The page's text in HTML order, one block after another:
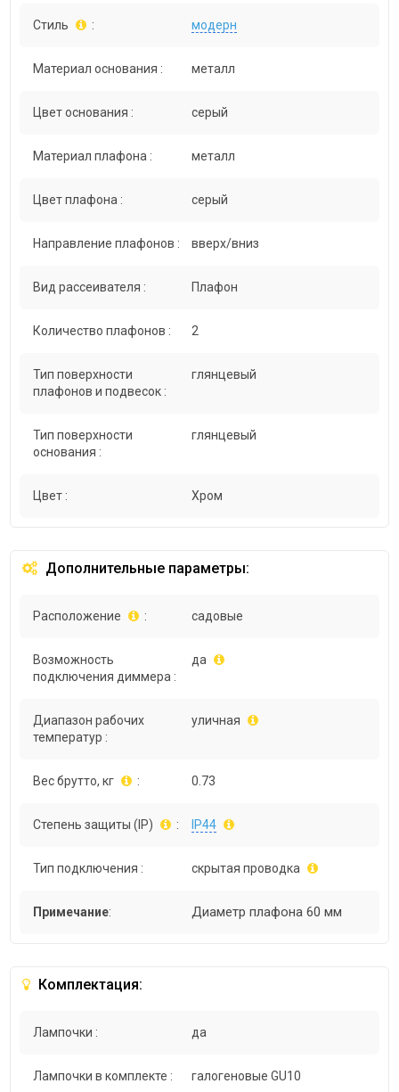
Стиль : модерн
Материал основания : металл
Цвет основания : серый
Материал плафона : металл
Цвет плафона : серый
Направление плафонов : вверх/вниз
Вид рассеивателя : Плафон
Количество плафонов : 2
Тип поверхности
плафонов и подвесок :
глянцевый
Тип поверхности
основания :
глянцевый
Цвет : Хром
Дополнительные параметры:
Расположение : садовые
Возможность
подключения диммера :
да
Диапазон рабочих
температур :
уличная
Вес брутто, кг : 0.73
Степень защиты (IP) : IP44
Тип подключения : скрытая проводка
Примечание: Диаметр плафона 60 мм
Комплектация:
Лампочки : да
Лампочки в комплекте : галогеновые GU10